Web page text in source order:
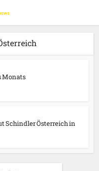
Monats
Schindler Österreich in